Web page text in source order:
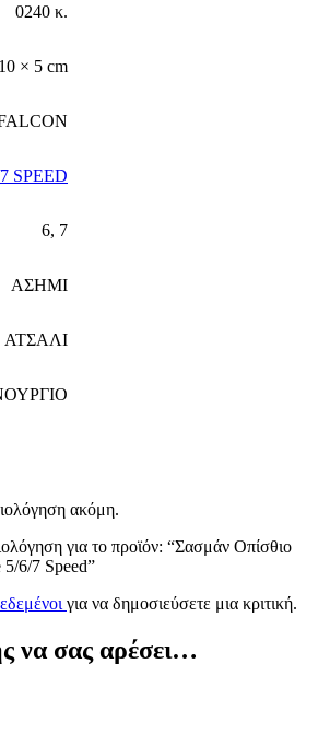
0240 κ.
× 5 cm
SPEED
6, 7
ΑΣΗΜΙ
ΑΤΣΑΛΙ
ακόμη.
για το προϊόν: “Σασμάν Οπίσθιο
6/7 Speed”
για να δημοσιεύσετε μια κριτική.
να σας αρέσει…